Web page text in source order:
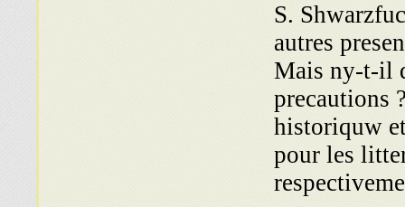
S.
autres
Mais ny-t-il
precautions
historiquw
pour les